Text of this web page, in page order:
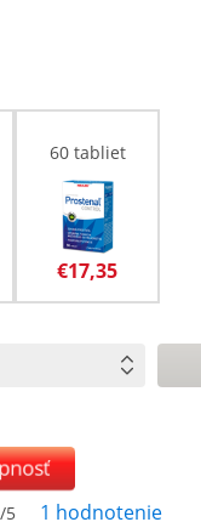
60 tabliet
€17,35
5 1 hodnotenie